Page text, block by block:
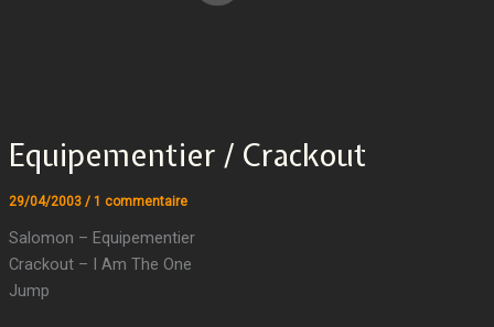
Equipementier / Crackout
29/04/2003 / 1 commentaire
Salomon – Equipementier
Crackout – I Am The One
Jump